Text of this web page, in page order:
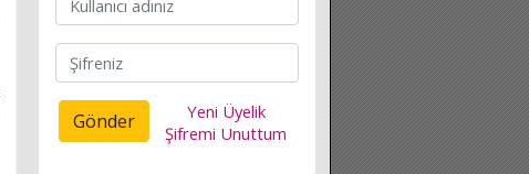
Gönder
Yeni Üyelik
Şifremi Unuttum